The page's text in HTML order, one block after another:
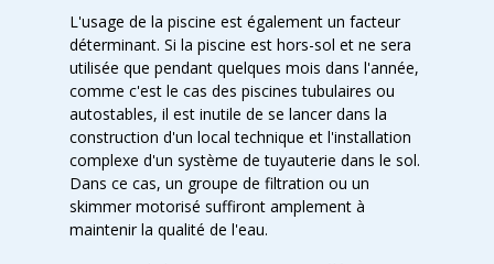
L'usage de la piscine est également un facteur
déterminant. Si la piscine est hors-sol et ne sera
utilisée que pendant quelques mois dans l'année,
comme c'est le cas des piscines tubulaires ou
autostables, il est inutile de se lancer dans la
construction d'un local technique et l'installation
complexe d'un système de tuyauterie dans le sol.
Dans ce cas, un groupe de filtration ou un
skimmer motorisé suffiront amplement à
maintenir la qualité de l'eau.